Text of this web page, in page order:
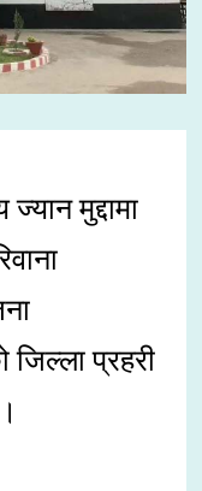
मुद्दामा
जिल्ला प्रहरी